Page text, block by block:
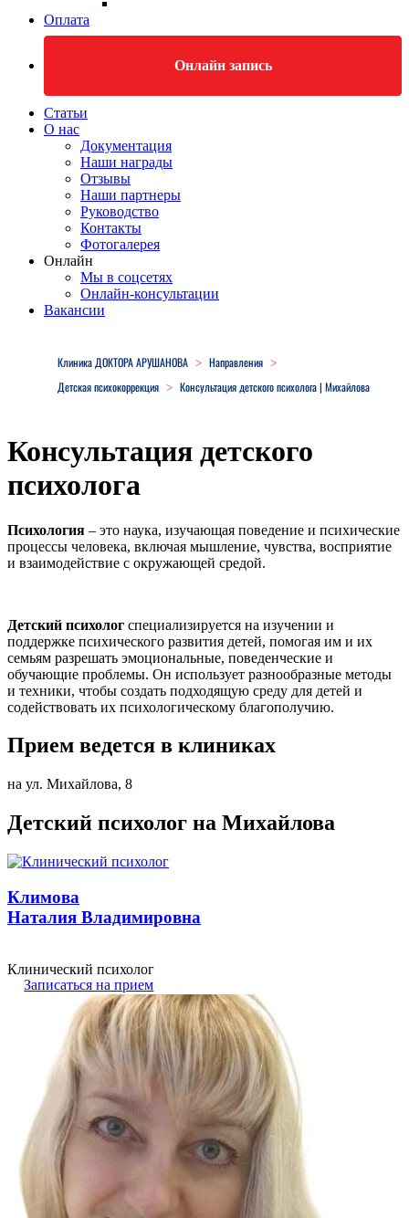
Оплата
Онлайн запись
Статьи
О нас
Документация
Наши награды
Отзывы
Наши партнеры
Руководство
Контакты
Фотогалерея
Онлайн
Мы в соцсетях
Онлайн-консультации
Вакансии
Клиника ДОКТОРА АРУШАНОВА > Направления >
Детская психокоррекция > Консультация детского психолога | Михайлова
Консультация детского
психолога
Психология – это наука, изучающая поведение и психические
процессы человека, включая мышление, чувства, восприятие
и взаимодействие с окружающей средой.
Детский психолог специализируется на изучении и
поддержке психического развития детей, помогая им и их
семьям разрешать эмоциональные, поведенческие и
обучающие проблемы. Он использует разнообразные методы
и техники, чтобы создать подходящую среду для детей и
содействовать их психологическому благополучию.
Прием ведется в клиниках
на ул. Михайлова, 8
Детский психолог на Михайлова
Климова
Наталия Владимировна
Клинический психолог
Записаться на прием